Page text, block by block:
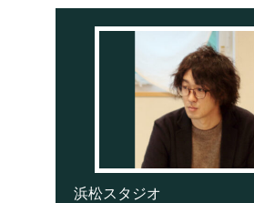
浜松スタジオ